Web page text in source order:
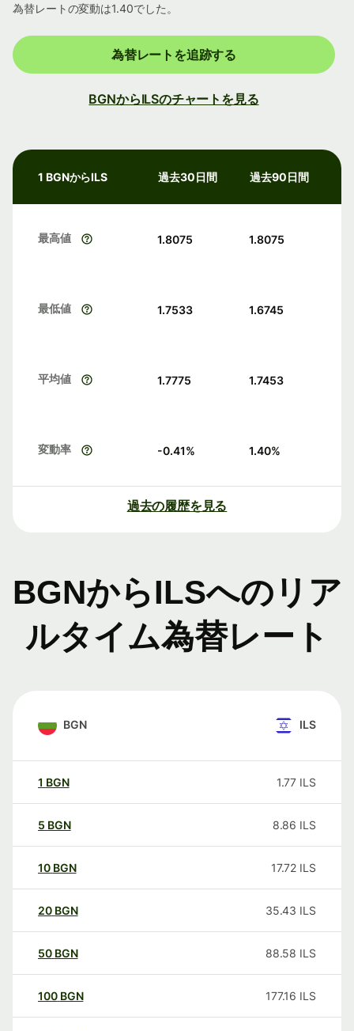
為替レートの変動は1.40でした。
為替レートを追跡する
BGNからILSのチャートを見る
1 BGNからILS 過去30日間 過去90日間
最高値 1.8075 1.8075
最低値 1.7533 1.6745
平均値 1.7775 1.7453
変動率 -0.41% 1.40%
過去の履歴を見る
BGNからILSへのリア
ルタイム為替レート
BGN ILS
1 BGN 1.77 ILS
5 BGN 8.86 ILS
10 BGN 17.72 ILS
20 BGN 35.43 ILS
50 BGN 88.58 ILS
100 BGN 177.16 ILS